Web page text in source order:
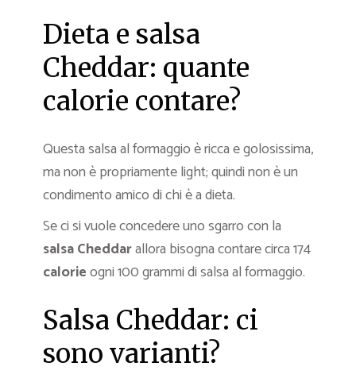
Dieta e salsa
Cheddar: quante
calorie contare?
Questa salsa al formaggio è ricca e golosissima,
ma non è propriamente light; quindi non è un
condimento amico di chi è a dieta.
Se ci si vuole concedere uno sgarro con la
salsa Cheddarallora bisogna contare circa 174
calorieogni 100 grammi di salsa al formaggio.
Salsa Cheddar: ci
sono varianti?